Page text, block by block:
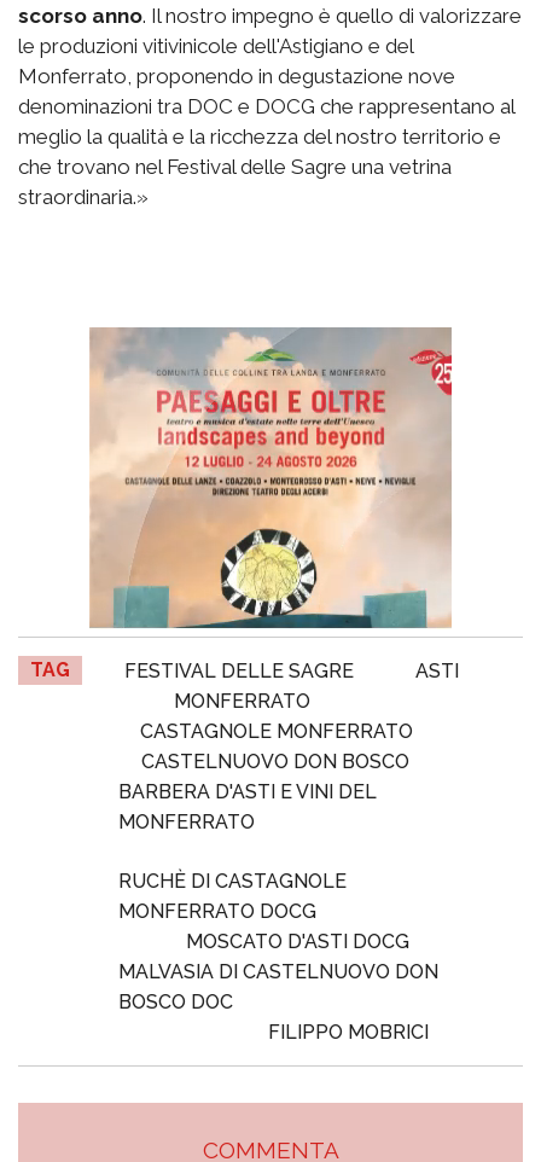
scorso anno. Il nostro impegno è quello di valorizzare
le produzioni vitivinicole dell'Astigiano e del
Monferrato, proponendo in degustazione nove
denominazioni tra DOC e DOCG che rappresentano al
meglio la qualità e la ricchezza del nostro territorio e
che trovano nel Festival delle Sagre una vetrina
straordinaria.»
TAG FESTIVAL DELLE SAGRE
ASTI
MONFERRATO
CASTAGNOLE MONFERRATO
CASTELNUOVO DON BOSCO
BARBERA D'ASTI E VINI DEL
MONFERRATO
RUCHÈ DI CASTAGNOLE
MONFERRATO DOCG
MOSCATO D'ASTI DOCG
MALVASIA DI CASTELNUOVO DON
BOSCO DOC
FILIPPO MOBRICI
COMMENTA